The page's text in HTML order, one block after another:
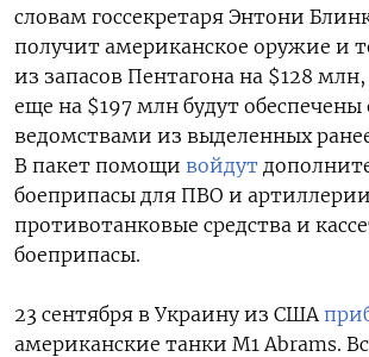
словам госсекретаря Энтони
получит американское оружие и
из запасов Пентагона на $128
еще на $197 млн будут
ведомствами из выделенных
В пакет помощи войдут
боеприпасы для ПВО и
противотанковые средства и
боеприпасы.
23 сентября в Украину из США
американские танки M1 Abrams.